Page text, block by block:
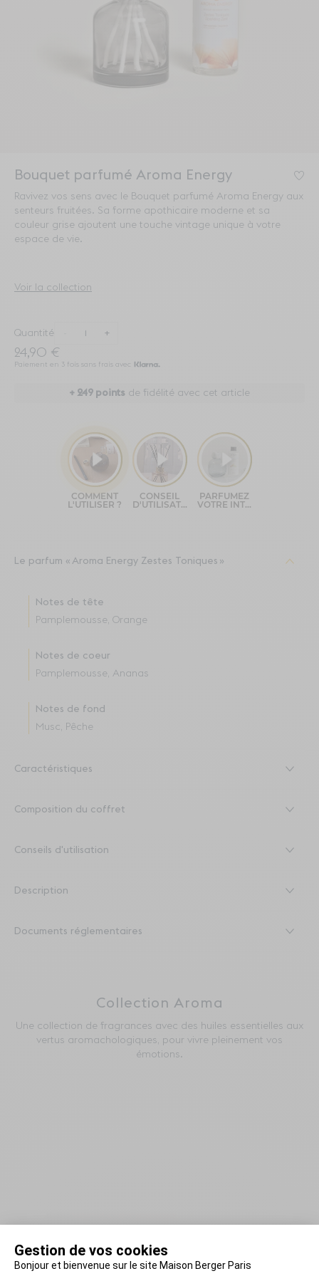
Bouquet parfumé Aroma Energy
Ravivez vos sens avec le Bouquet parfumé Aroma Energy aux
senteurs fruitées. Sa forme apothicaire moderne et sa
couleur grise ajoutent une touche vintage unique à votre
espace de vie.
Voir la collection
Quantité +
24,90 €
Paiement en 3 fois sans frais avec
+ 249 points de fidélité avec cet article
Le parfum Aroma Energy Zestes Toniques
Notes de tête
Pamplemousse, Orange
Notes de coeur
Pamplemousse, Ananas
Notes de fond
Musc, Pêche
Caractéristiques
Composition du coffret
Conseils d'utilisation
Description
Documents réglementaires
Collection Aroma
Une collection de fragrances avec des huiles essentielles aux
vertus aromachologiques, pour vivre pleinement vos
émotions.
Restons en contact !